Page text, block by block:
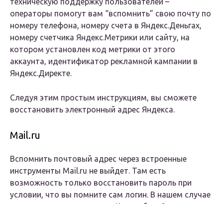
операторы помогут вам “вспомнить” свою почту по
номеру телефона, номеру счета в Яндекс.Деньгах,
номеру счетчика Яндекс.Метрики или сайту, на
котором установлен код метрики от этого
аккаунта, идентификатор рекламной кампании в
Яндекс.Директе.
Следуя этим простым инструкциям, вы сможете
восстановить электронный адрес Яндекса.
Mail.ru
Вспомнить почтовый адрес через встроенные
инструменты Mail.ru не выйдет. Там есть
возможность только восстановить пароль при
условии, что вы помните сам логин. В нашем случае